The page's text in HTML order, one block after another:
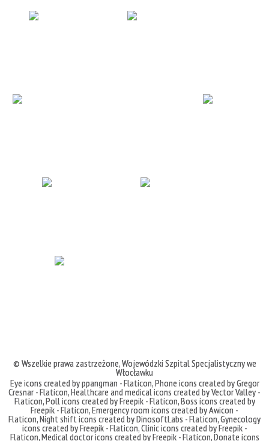
© Wszelkie prawa zastrzeżone,Wojewódzki Szpital Specjalistyczny we
Włocławku
Eye icons created by ppangman - Flaticon,Phone icons created by Gregor
Cresnar - Flaticon,Healthcare and medical icons created by Vector Valley -
Flaticon,Poll icons created by Freepik - Flaticon,Boss icons created by
Freepik - Flaticon,Emergency room icons created by Awicon -
Flaticon,Night shift icons created by DinosoftLabs - Flaticon,Gynecology
icons created by Freepik - Flaticon,Clinic icons created by Freepik -
Flaticon,Medical doctor icons created by Freepik - Flaticon,Donate icons